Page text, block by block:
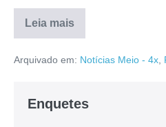
Leia mais
Arquivado em: Notícias Meio - 4x
Enquetes